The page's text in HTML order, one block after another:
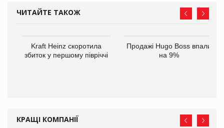
ЧИТАЙТЕ ТАКОЖ
Kraft Heinz скоротила
збиток у першому півріччі
Продажі Hugo Boss впали
на 9%
КРАЩІ КОМПАНІЇ